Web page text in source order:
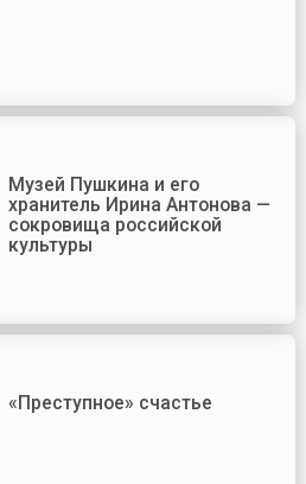
Музей Пушкина и его
хранитель Ирина Антонова —
сокровища российской
культуры
«Преступное» счастье